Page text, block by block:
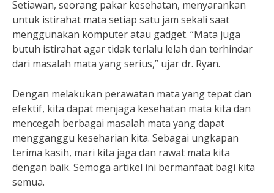
Setiawan, seorang pakar kesehatan, menyarankan
untuk istirahat mata setiap satu jam sekali saat
menggunakan komputer atau gadget. “Mata juga
butuh istirahat agar tidak terlalu lelah dan terhindar
dari masalah mata yang serius,” ujar dr. Ryan.
Dengan melakukan perawatan mata yang tepat dan
efektif, kita dapat menjaga kesehatan mata kita dan
mencegah berbagai masalah mata yang dapat
mengganggu keseharian kita. Sebagai ungkapan
terima kasih, mari kita jaga dan rawat mata kita
dengan baik. Semoga artikel ini bermanfaat bagi kita
semua.